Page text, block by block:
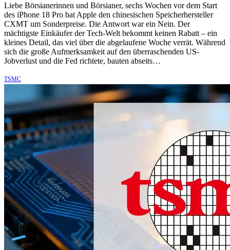
Liebe Börsianerinnen und Börsianer, sechs Wochen vor dem Start
des iPhone 18 Pro bat Apple den chinesischen Speicherhersteller
CXMT um Sonderpreise. Die Antwort war ein Nein. Der
mächtigste Einkäufer der Tech-Welt bekommt keinen Rabatt – ein
kleines Detail, das viel über die abgelaufene Woche verrät. Während
sich die große Aufmerksamkeit auf den überraschenden US-
Jobverlust und die Fed richtete, bauten abseits…
TSMC